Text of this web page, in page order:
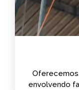
Oferecemos
envolvendo